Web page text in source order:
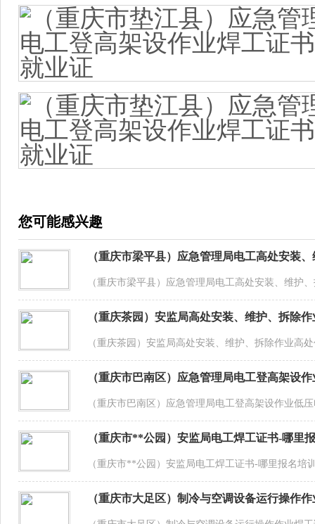
您可能感兴趣
（重庆市梁平县）应急管理局电工高处安装
（重庆市梁平县）应急管理局电工高处安装、维护
（重庆茶园）安监局高处安装、维护、拆除
（重庆茶园）安监局高处安装、维护、拆除作业高
（重庆市巴南区）应急管理局电工登高架设
（重庆市巴南区）应急管理局电工登高架设作业
（重庆市**公园）安监局电工焊工证书-哪里
（重庆市**公园）安监局电工焊工证书-哪里报名
（重庆市大足区）制冷与空调设备运行操作